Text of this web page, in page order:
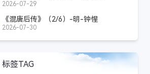
2026-07-29
《混唐后传》（2/6）-明-钟惺
2026-07-30
标签TAG